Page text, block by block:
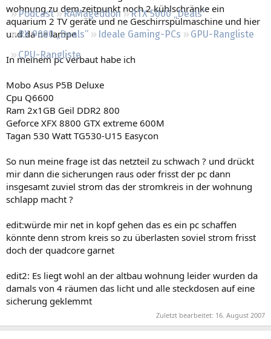
Podcast RAMageddon
RTX 5000 „Deals“
RX 9000 „Deals“
Ideale Gaming-PCs
GPU-Rangliste
CPU-Rangliste
wohnung zu dem zeitpunkt noch 2 kühlschränke ein
aquarium 2 TV geräte und ne Geschirrspülmaschine und hier
und da ne lampe
In meinem pc verbaut habe ich
Mobo Asus P5B Deluxe
Cpu Q6600
Ram 2x1GB Geil DDR2 800
Geforce XFX 8800 GTX extreme 600M
Tagan 530 Watt TG530-U15 Easycon
So nun meine frage ist das netzteil zu schwach ? und drückt
mir dann die sicherungen raus oder frisst der pc dann
insgesamt zuviel strom das der stromkreis in der wohnung
schlapp macht ?
edit:würde mir net in kopf gehen das es ein pc schaffen
könnte denn strom kreis so zu überlasten soviel strom frisst
doch der quadcore garnet
edit2: Es liegt wohl an der altbau wohnung leider wurden da
damals von 4 räumen das licht und alle steckdosen auf eine
sicherung geklemmt
Zuletzt bearbeitet: 16. August 2007